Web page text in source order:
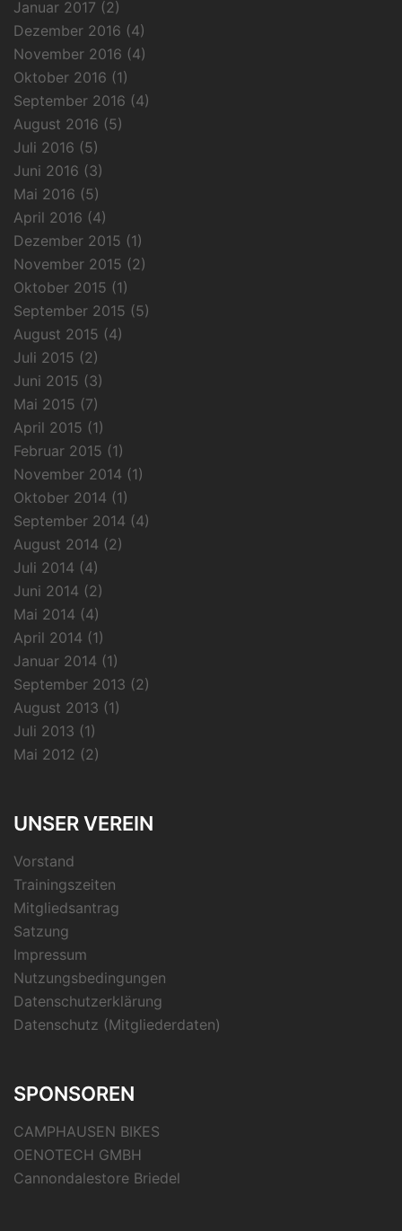
Januar 2017 (2)
Dezember 2016 (4)
November 2016 (4)
Oktober 2016 (1)
September 2016 (4)
August 2016 (5)
Juli 2016 (5)
Juni 2016 (3)
Mai 2016 (5)
April 2016 (4)
Dezember 2015 (1)
November 2015 (2)
Oktober 2015 (1)
September 2015 (5)
August 2015 (4)
Juli 2015 (2)
Juni 2015 (3)
Mai 2015 (7)
April 2015 (1)
Februar 2015 (1)
November 2014 (1)
Oktober 2014 (1)
September 2014 (4)
August 2014 (2)
Juli 2014 (4)
Juni 2014 (2)
Mai 2014 (4)
April 2014 (1)
Januar 2014 (1)
September 2013 (2)
August 2013 (1)
Juli 2013 (1)
Mai 2012 (2)
UNSER VEREIN
Vorstand
Trainingszeiten
Mitgliedsantrag
Satzung
Impressum
Nutzungsbedingungen
Datenschutzerklärung
Datenschutz (Mitgliederdaten)
SPONSOREN
CAMPHAUSEN BIKES
OENOTECH GMBH
Cannondalestore Briedel